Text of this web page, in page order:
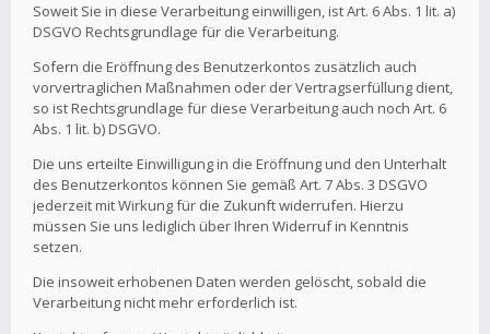
Soweit Sie in diese Verarbeitung einwilligen, ist Art. 6 Abs. 1 lit. a)
DSGVO Rechtsgrundlage für die Verarbeitung.
Sofern die Eröffnung des Benutzerkontos zusätzlich auch
vorvertraglichen Maßnahmen oder der Vertragserfüllung dient,
so ist Rechtsgrundlage für diese Verarbeitung auch noch Art. 6
Abs. 1 lit. b) DSGVO.
Die uns erteilte Einwilligung in die Eröffnung und den Unterhalt
des Benutzerkontos können Sie gemäß Art. 7 Abs. 3 DSGVO
jederzeit mit Wirkung für die Zukunft widerrufen. Hierzu
müssen Sie uns lediglich über Ihren Widerruf in Kenntnis
setzen.
Die insoweit erhobenen Daten werden gelöscht, sobald die
Verarbeitung nicht mehr erforderlich ist.